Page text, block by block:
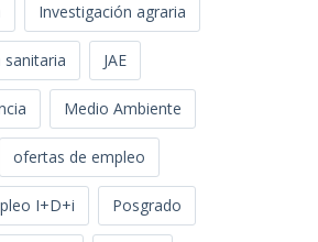
Investigación agraria
sanitaria JAE
Medio Ambiente
ofertas de empleo
I+D+i Posgrado